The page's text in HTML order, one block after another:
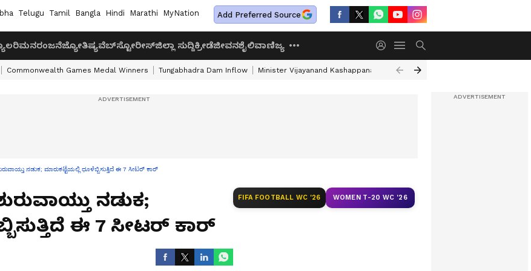
Telugu Tamil Bangla Hindi Marathi MyNation Add Preferred Source
ಮನರಂಜನೆಜ್ಯೋತಿಷ್ಯವೆಬ್‌ಸ್ಟೋರೀಸ್ಜಿಲ್ಲಾ ಸುದ್ದಿಕ್ರೀಡೆಜೀವನಶೈಲಿವಾಣಿಜ್ಯ
Commonwealth Games Medal Winners Tungabhadra Dam Inflow Minister Vijayanand Kashappanavar Karnataka Drought Assessment
ನಡುಕ; ಮಾರುಕಟ್ಟೆಯಲ್ಲಿ ಧೂಳೆಬ್ಬಿಸುತ್ತಿದೆ ಈ 7 ಸೀಟರ್ ಕಾರ್
ನಡುಕ;
ಈ 7 ಸೀಟರ್ ಕಾರ್
FIFA FOOTBALL WC '26 WOMEN T-20 WC '26